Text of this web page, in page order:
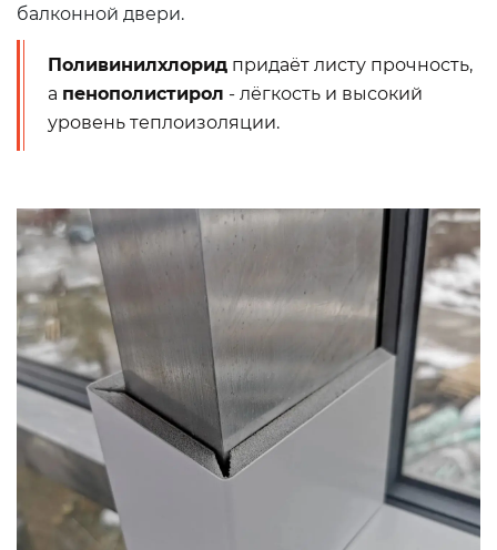
балконной двери.
Поливинилхлорид придаёт листу прочность,
а пенополистирол - лёгкость и высокий
уровень теплоизоляции.